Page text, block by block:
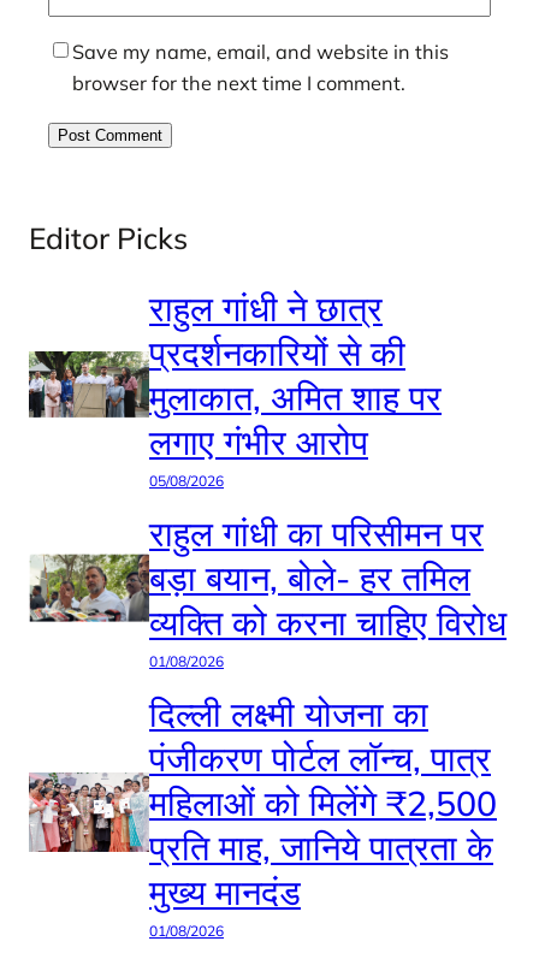
Save my name, email, and website in this
browser for the next time I comment.
Editor Picks
राहुल गांधी ने छात्र
प्रदर्शनकारियों से की
मुलाकात, अमित शाह पर
लगाए गंभीर आरोप
05/08/2026
राहुल गांधी का परिसीमन पर
बड़ा बयान, बोले- हर तमिल
व्यक्ति को करना चाहिए विरोध
01/08/2026
दिल्ली लक्ष्मी योजना का
पंजीकरण पोर्टल लॉन्च, पात्र
महिलाओं को मिलेंगे ₹2,500
प्रति माह, जानिये पात्रता के
मुख्य मानदंड
01/08/2026